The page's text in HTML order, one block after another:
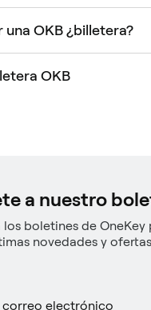
OKB ¿billetera?
OKB
a nuestro
los boletines de OneKey
novedades y